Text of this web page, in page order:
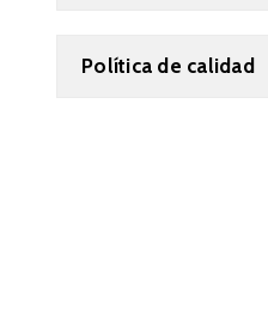
Política de calidad